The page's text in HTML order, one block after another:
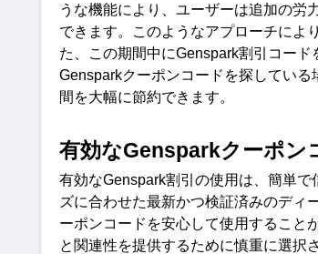
うな機能により、ユーザーは追加の労
できます。このようなアプローチによ
た、この期間中にGenspark割引コード
Gensparkクーポンコードを探してい
間を大幅に節約できます。
有効なGensparkクーポン
有効なGenspark割引の使用は、簡単で
ズに合わせた最新かつ検証済みのディ
ーポンコードを安心して使用すること
と関連性を提供するために慎重に選択